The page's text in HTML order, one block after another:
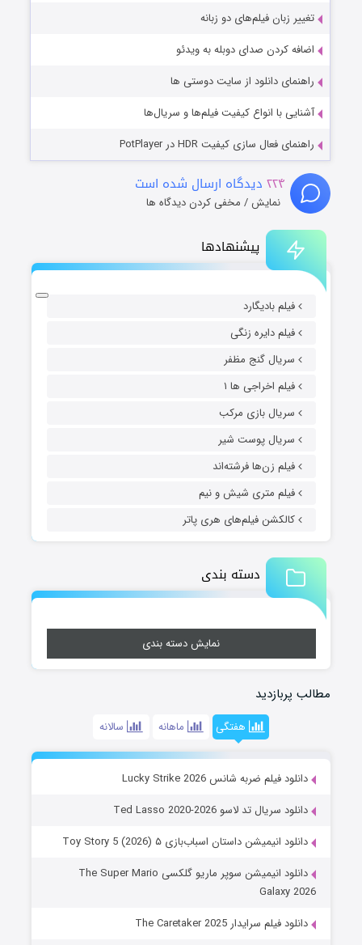
پیشنهادها
فیلم بادیگارد
فیلم دایره زنگی
سریال گنج مظفر
فیلم اخراجی ها ۱
سریال بازی مرکب
سریال پوست شیر
فیلم زن‌ها فرشته‌اند
فیلم متری شیش و نیم
کالکشن فیلم‌های هری پاتر
دسته بندی
نمایش دسته بندی
مطالب پربازدید
هفتگی ماهانه سالانه
دانلود فیلم ضربه شانس Lucky Strike 2026
دانلود سریال تد لاسو Ted Lasso 2020-2026
دانلود انیمیشن داستان اسباب‌بازی ۵ Toy Story 5 (2026)
دانلود انیمیشن سوپر ماریو گلکسی The Super Mario
Galaxy 2026
دانلود فیلم سرایدار The Caretaker 2025
تغییر زبان فیلم‌های دو زبانه
اضافه کردن صدای دوبله به ویدئو
راهنمای دانلود از سایت دوستی ها
آشنایی با انواع کیفیت فیلم‌ها و سریال‌ها
راهنمای فعال سازی کیفیت HDR در PotPlayer
۲۲۴ دیدگاه ارسال شده است
نمایش / مخفی کردن دیدگاه ها